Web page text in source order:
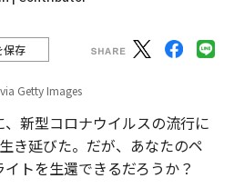
保存
Getty Images
新型コロナウイルスの流行に
き延びた。だが、あなたのペ
トを生還できるだろうか？